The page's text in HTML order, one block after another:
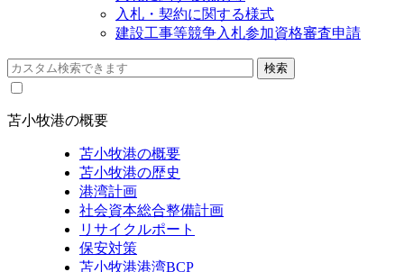
入札・契約に関する様式
建設工事等競争入札参加資格審査申請
苫小牧港の概要
苫小牧港の概要
苫小牧港の歴史
港湾計画
社会資本総合整備計画
リサイクルポート
保安対策
苫小牧港港湾BCP